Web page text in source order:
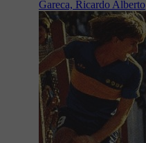
Gareca, Ricardo Alberto